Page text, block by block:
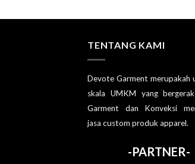
TENTANG KAMI
Devote Garment merupakah
skala UMKM yang
Garment dan Konveksi
jasa custom produk apparel.
-PARTNER-